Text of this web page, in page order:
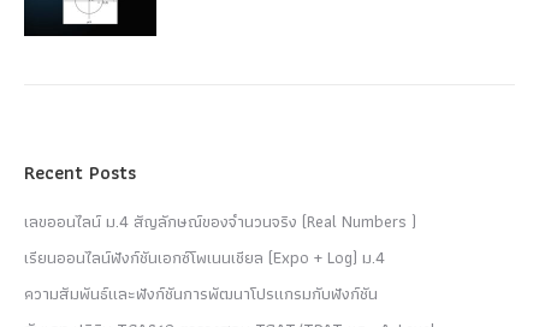
Recent Posts
เลขออนไลน์ ม.4 สัญลักษณ์ของจำนวนจริง (Real Numbers )
เรียนออนไลน์ฟังก์ชันเอกซ์โพเนนเชียล (Expo + Log) ม.4
ความสัมพันธ์และฟังก์ชันการพัฒนาโปรแกรมกับฟังก์ชัน